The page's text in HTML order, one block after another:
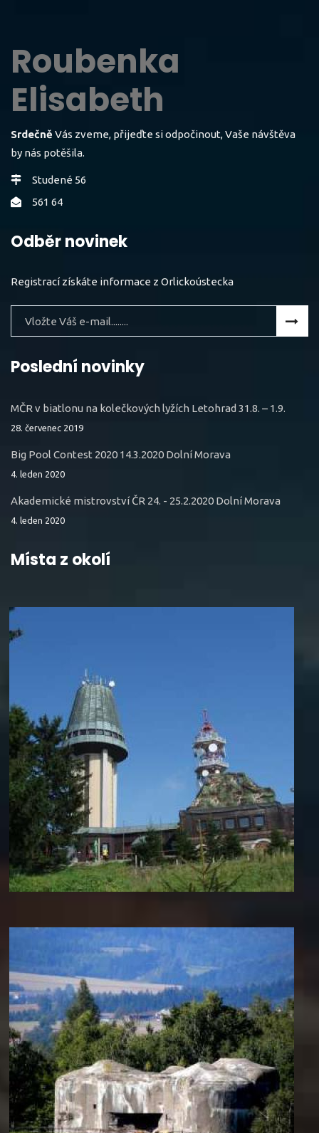
Roubenka
Elisabeth
Srdečně Vás zveme, přijeďte si odpočinout, Vaše návštěva
by nás potěšila.
Studené 56
561 64
Odběr novinek
Registrací získáte informace z Orlickoústecka
Poslední novinky
MČR v biatlonu na kolečkových lyžích Letohrad 31.8. – 1.9.
28. červenec 2019
Big Pool Contest 2020 14.3.2020 Dolní Morava
4. leden 2020
Akademické mistrovství ČR 24. - 25.2.2020 Dolní Morava
4. leden 2020
Místa z okolí